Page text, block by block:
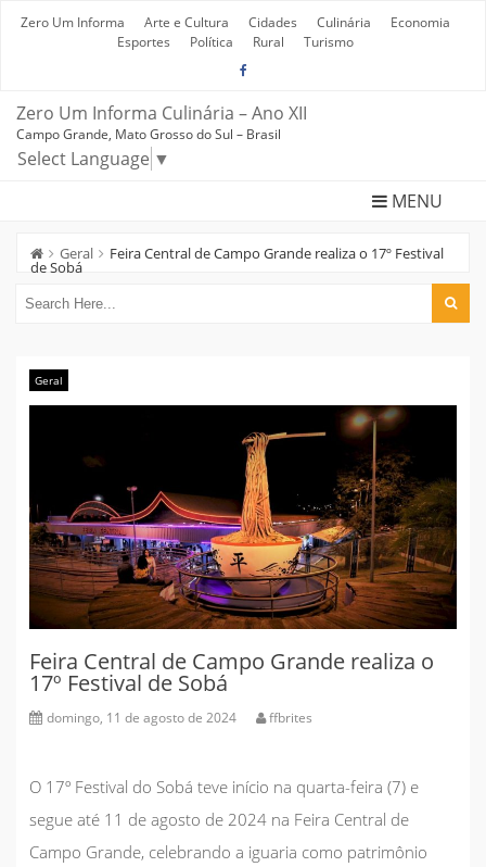
Zero Um Informa Arte e Cultura Cidades Culinária
Economia
Esportes
Política Rural Turismo
Zero Um Informa Culinária – Ano XII
Campo Grande, Mato Grosso do Sul – Brasil
Select Language ▼
MENU
Geral Feira Central de Campo Grande realiza o 17º Festival
de Sobá
Geral
Feira Central de Campo Grande realiza o
17º Festival de Sobá
domingo, 11 de agosto de 2024 ffbrites
O 17º Festival do Sobá teve início na quarta-feira (7) e
segue até 11 de agosto de 2024 na Feira Central de
Campo Grande, celebrando a iguaria como patrimônio